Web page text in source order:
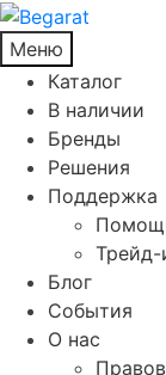
Меню
Каталог
В наличии
Бренды
Решения
Поддержка
Трейд-
Блог
События
О нас